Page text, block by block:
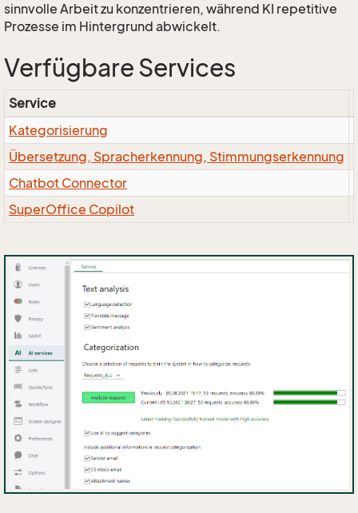
sinnvolle Arbeit zu konzentrieren, während KI repetitive
Prozesse im Hintergrund abwickelt.
Verfügbare Services
Service
Kategorisierung
Übersetzung, Spracherkennung, Stimmungserkennung
Chatbot Connector
SuperOffice Copilot